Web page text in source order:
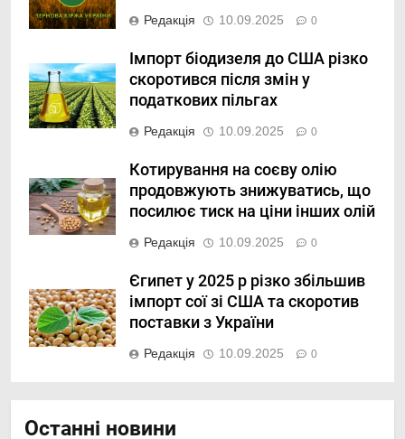
Редакція 10.09.2025 0
Імпорт біодизеля до США різко
скоротився після змін у
податкових пільгах
Редакція 10.09.2025 0
Котирування на соєву олію
продовжують знижуватись, що
посилює тиск на ціни інших олій
Редакція 10.09.2025 0
Єгипет у 2025 р різко збільшив
імпорт сої зі США та скоротив
поставки з України
Редакція 10.09.2025 0
Останні новини